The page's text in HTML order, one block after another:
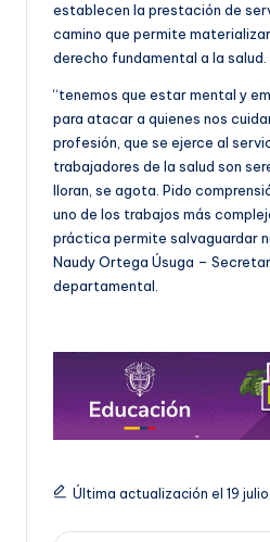
establecen la prestación de
camino que permite
derecho fundamental a la salud.
“tenemos que estar mental y
para atacar a quienes nos
profesión, que se ejerce al
trabajadores de la salud son
lloran, se agota. Pido
uno de los trabajos más
práctica permite salvaguardar
Naudy Ortega Úsuga –
departamental.
Última actualización el 19